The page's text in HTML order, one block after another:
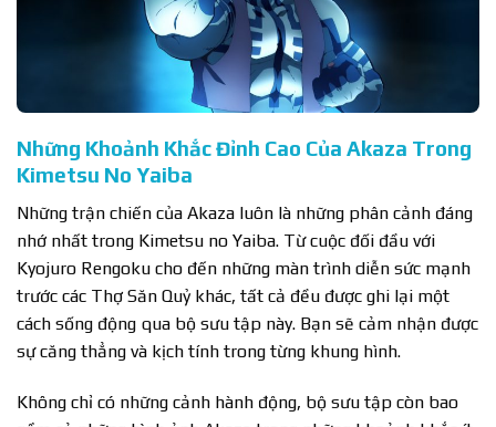
Những Khoảnh Khắc Đỉnh Cao Của Akaza Trong
Kimetsu No Yaiba
Những trận chiến của Akaza luôn là những phân cảnh đáng
nhớ nhất trong Kimetsu no Yaiba. Từ cuộc đối đầu với
Kyojuro Rengoku cho đến những màn trình diễn sức mạnh
trước các Thợ Săn Quỷ khác, tất cả đều được ghi lại một
cách sống động qua bộ sưu tập này. Bạn sẽ cảm nhận được
sự căng thẳng và kịch tính trong từng khung hình.
Không chỉ có những cảnh hành động, bộ sưu tập còn bao